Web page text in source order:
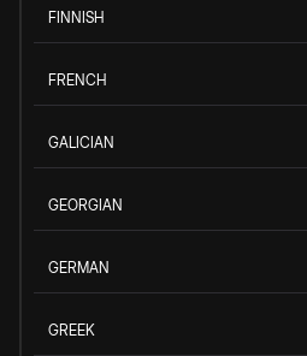
FINNISH
FRENCH
GALICIAN
GEORGIAN
GERMAN
GREEK